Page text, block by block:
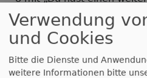
aufruft, in schwierigen
sondern Hoffnung und
Gerechtigkeit zu teilen
Verwendung
und Cookies
Bitte die Dienste und
weitere Informationen bitte